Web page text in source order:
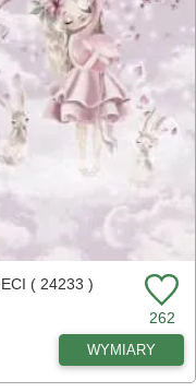
( 24233 )
262
WYMIARY